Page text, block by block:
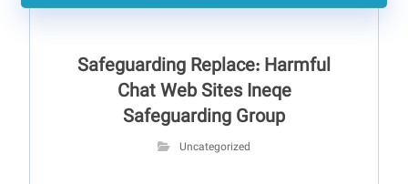
Safeguarding Replace: Harmful
Chat Web Sites Ineqe
Safeguarding Group
Uncategorized